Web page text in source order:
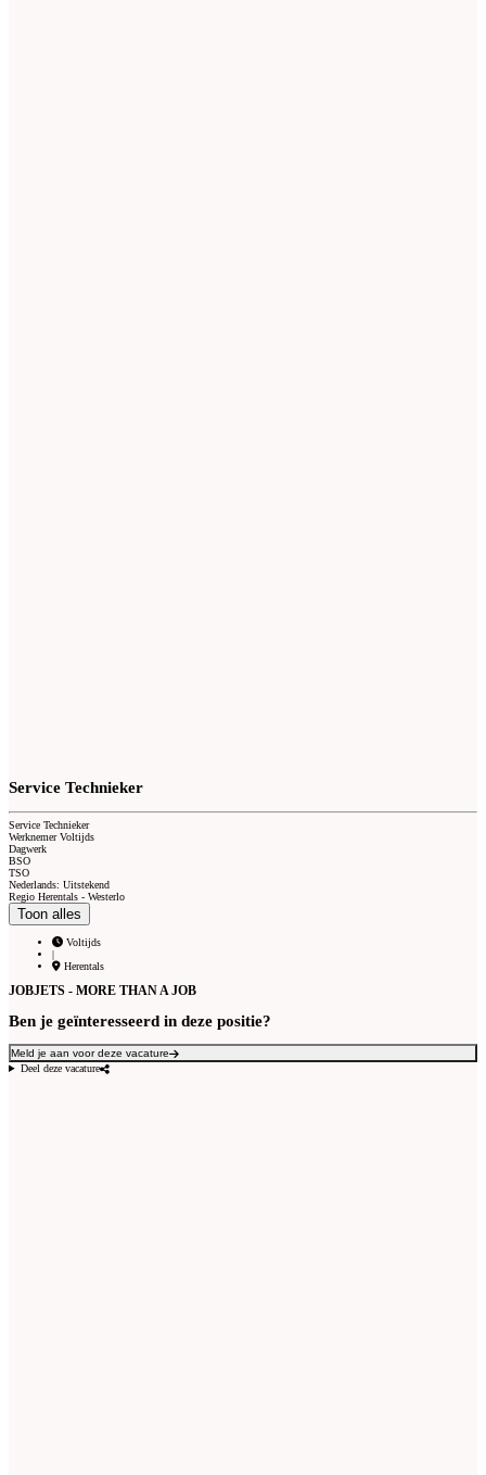
Service Technieker
Service Technieker
Werknemer Voltijds
Dagwerk
BSO
TSO
Nederlands: Uitstekend
Regio Herentals - Westerlo
Toon alles
Voltijds
|
Herentals
JOBJETS - MORE THAN A JOB
Ben je geïnteresseerd in deze positie?
Meld je aan voor deze vacature
Deel deze vacature